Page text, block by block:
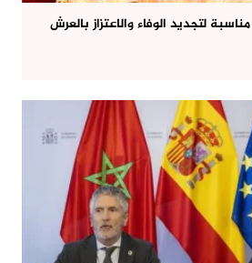
لتجديد الوفاء والاعتزاز بالعرش